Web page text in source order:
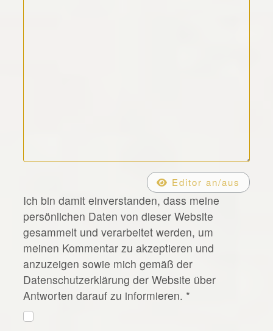
Editor an/aus
Ich bin damit einverstanden, dass meine
persönlichen Daten von dieser Website
gesammelt und verarbeitet werden, um
meinen Kommentar zu akzeptieren und
anzuzeigen sowie mich gemäß der
Datenschutzerklärung der Website über
Antworten darauf zu informieren. *